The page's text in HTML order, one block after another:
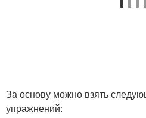
За основу можно взять
упражнений: